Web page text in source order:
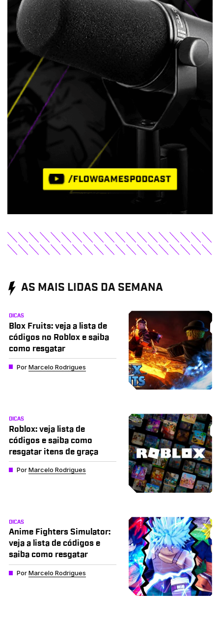
AS MAIS LIDAS DA SEMANA
DICAS
Blox Fruits: veja a lista de
códigos no Roblox e saiba
como resgatar
PorMarcelo Rodrigues
DICAS
Roblox: veja lista de
códigos e saiba como
resgatar itens de graça
PorMarcelo Rodrigues
DICAS
Anime Fighters Simulator:
veja a lista de códigos e
saiba como resgatar
PorMarcelo Rodrigues